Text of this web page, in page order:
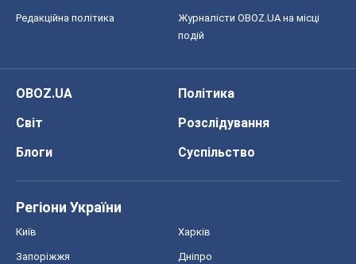
Редакційна політика
Журналісти OBOZ.UA на місці
подій
OBOZ.UA
Політика
Світ
Розслідування
Блоги
Суспільство
Регіони України
Київ Харків
Запоріжжя Дніпро